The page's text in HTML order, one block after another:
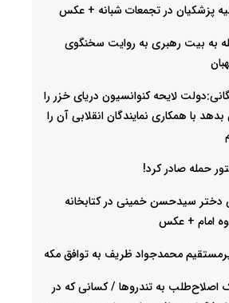
پزشکیان در تجمعات شبانه +‌ عکس
به بیت رهبری به روایت سخنگوی
لایحه کنوانسیون دریای خزر را
با همکاری نمایندگان انقلابی آن را
حمله صادر کرد!
سیدحسن خمینی در کتابخانه
امام + عکس
محمدجواد ظریف به توافق مکه
اصلاح‌طلب به تندروها / کسانی که در